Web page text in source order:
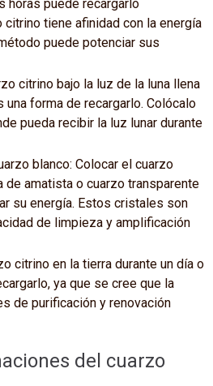
horas puede recargarlo
citrino tiene afinidad con la energía
puede potenciar sus
citrino bajo la luz de la luna llena
forma de recargarlo. Colócalo
pueda recibir la luz lunar durante
blanco: Colocar el cuarzo
de amatista o cuarzo transparente
su energía. Estos cristales son
de limpieza y amplificación
citrino en la tierra durante un día o
ya que se cree que la
de purificación y renovación
del cuarzo